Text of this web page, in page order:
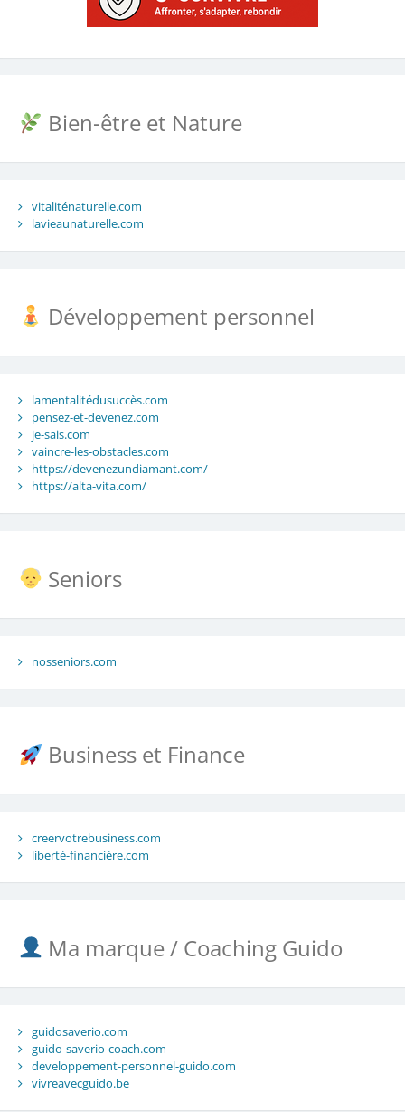
Bien-être et Nature
vitaliténaturelle.com
lavieaunaturelle.com
Développement personnel
lamentalitédusuccès.com
pensez-et-devenez.com
je-sais.com
vaincre-les-obstacles.com
https://devenezundiamant.com/
https://alta-vita.com/
Seniors
nosseniors.com
Business et Finance
creervotrebusiness.com
liberté-financière.com
Ma marque / Coaching Guido
guidosaverio.com
guido-saverio-coach.com
developpement-personnel-guido.com
vivreavecguido.be